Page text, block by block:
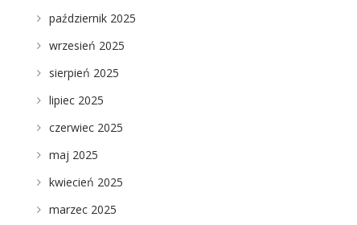
październik 2025
wrzesień 2025
sierpień 2025
lipiec 2025
czerwiec 2025
maj 2025
kwiecień 2025
marzec 2025